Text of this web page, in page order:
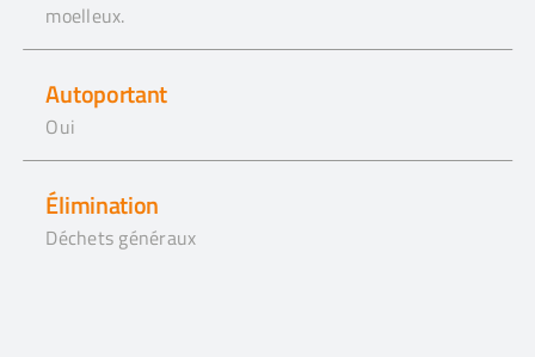
moelleux.
Autoportant
Oui
Élimination
Déchets généraux